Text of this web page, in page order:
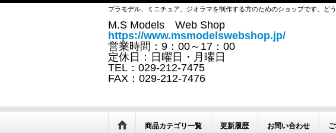
プラモデル、ミニチュア、ジオラマを制作する方のためのショップです。ど
M.S Models Web Shop
https://www.msmodelswebshop.jp/
営業時間：9：00～17：00
定休日：日曜日・月曜日
TEL：029-212-7475
FAX：029-212-7476
商品カテゴリ一覧 更新履歴 お問い合わせ